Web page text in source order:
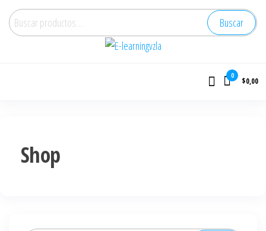
Buscar
0
$0,00
Shop